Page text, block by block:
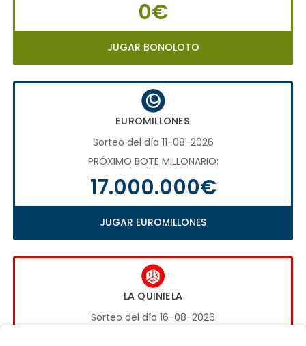
0€
JUGAR BONOLOTO
EUROMILLONES
Sorteo del día 11-08-2026
PRÓXIMO BOTE MILLONARIO:
17.000.000€
JUGAR EUROMILLONES
LA QUINIELA
Sorteo del día 16-08-2026